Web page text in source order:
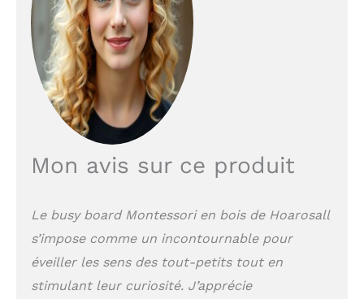
protéger les yeux de
votre enfant.
Développement de
compétences multiples
: Avec ses couleurs
vives et ses différents
aident les bébés à
développer la motricité
compétences
cognitives, la
reconnaissance des
couleurs et favorisent le
développement
Mon avis sur ce produit
Le busy board Montessori en bois de Hoarosall
s’impose comme un incontournable pour
éveiller les sens des tout-petits tout en
stimulant leur curiosité. J’apprécie